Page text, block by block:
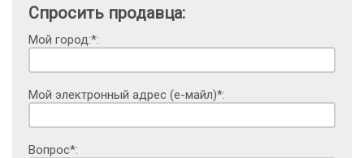
Спросить продавца:
Мой город:*:
Мой электронный адрес (е-майл)*:
Вопрос*: